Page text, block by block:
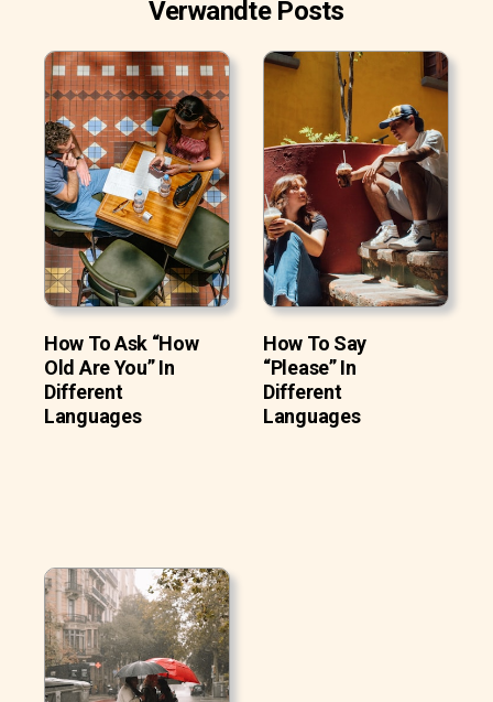
Verwandte Posts
How To Ask “How
Old Are You” In
Different
Languages
How To Say
“Please” In
Different
Languages